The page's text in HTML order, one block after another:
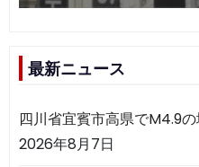
最新ニュース
四川省宜賓市高県でM4.9
2026年8月7日